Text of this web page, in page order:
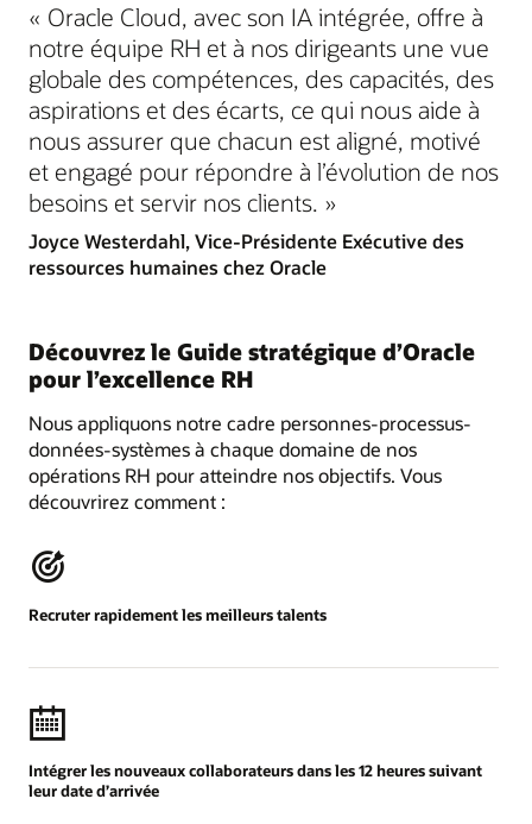
« Oracle Cloud, avec son IA intégrée, offre à
notre équipe RH et à nos dirigeants une vue
globale des compétences, des capacités, des
aspirations et des écarts, ce qui nous aide à
nous assurer que chacun est aligné, motivé
et engagé pour répondre à l’évolution de nos
besoins et servir nos clients. »
Joyce Westerdahl, Vice-Présidente Exécutive des
ressources humaines chez Oracle
Découvrez le Guide stratégique d’Oracle
pour l’excellence RH
Nous appliquons notre cadre personnes-processus-
données-systèmes à chaque domaine de nos
opérations RH pour atteindre nos objectifs. Vous
découvrirez comment :
Recruter rapidement les meilleurs talents
Intégrer les nouveaux collaborateurs dans les 12 heures suivant
leur date d’arrivée